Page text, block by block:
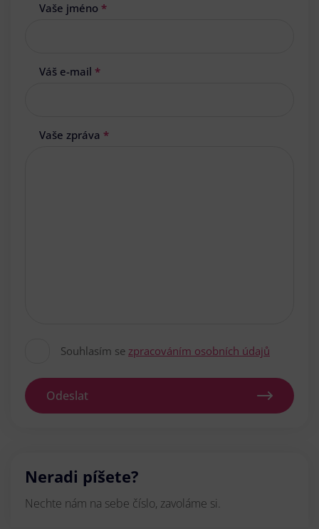
Vaše jméno *
Váš e-mail *
Vaše zpráva *
Souhlasím se zpracováním osobních údajů
Odeslat
Neradi píšete?
Nechte nám na sebe číslo, zavoláme si.